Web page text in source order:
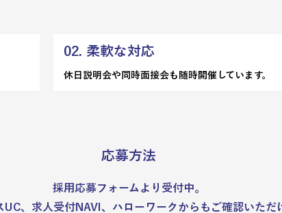
02. 柔軟な対応
休日説明会や同時面接会も随時開催しています。
応募方法
採用応募フォームより受付中。
、求人受付NAVI、ハローワークからもご確認いただ